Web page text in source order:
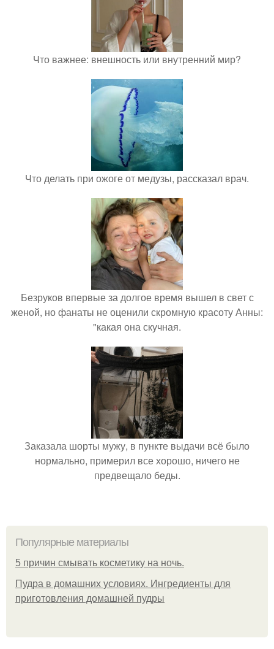
Что важнее: внешность или внутренний мир?
Что делать при ожоге от медузы, рассказал врач.
Безруков впервые за долгое время вышел в свет с
женой, но фанаты не оценили скромную красоту Анны:
"какая она скучная.
Заказала шорты мужу, в пункте выдачи всё было
нормально, примерил все хорошо, ничего не
предвещало беды.
Популярные материалы
5 причин смывать косметику на ночь.
Пудра в домашних условиях. Ингредиенты для
приготовления домашней пудры